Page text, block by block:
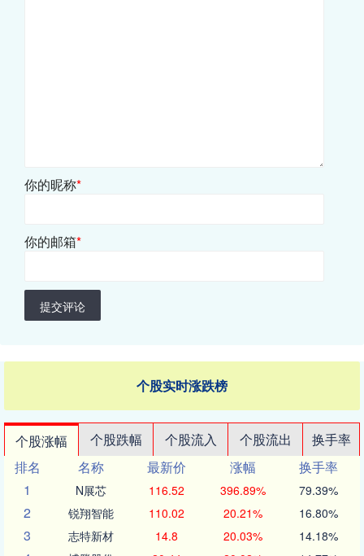
你的昵称*
你的邮箱*
提交评论
个股实时涨跌榜
个股涨幅 个股跌幅 个股流入 个股流出
换手率
排名
名称 最新价 涨幅
换手率
1
N展芯 116.52 396.89% 79.39%
2 锐翔智能 110.02 20.21% 16.80%
3 志特新材 14.8 20.03% 14.18%